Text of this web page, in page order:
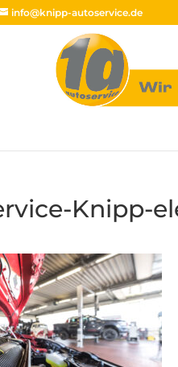
info@knipp-autoservice.de
Knipp-